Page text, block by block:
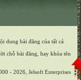
dung bài đăng của tất cả
chỗ bài đăng, hay khóa tên
- 2026, Jelsoft Enterprises